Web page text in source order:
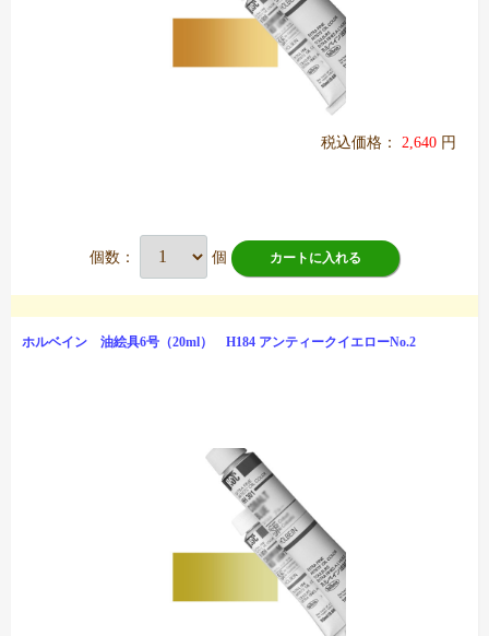
税込価格： 2,640 円
個数： 個 カートに入れる
ホルベイン 油絵具6号（20ml） H184 アンティークイエローNo.2